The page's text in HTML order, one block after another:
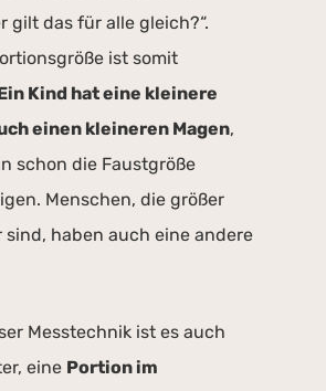
gilt das für alle gleich?“.
ist somit
Kind hat eine kleinere
einen kleineren Magen,
schon die Faustgröße
Menschen, die größer
haben auch eine andere
Messtechnik ist es auch
eine Portion im